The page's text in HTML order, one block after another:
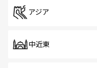
アジア
中近東